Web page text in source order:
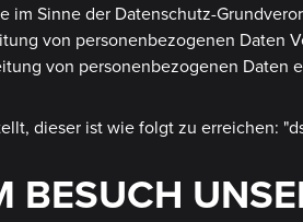
Sinne der Datenschutz-
von personenbezogenen
von personenbezogenen Daten
dieser ist wie folgt zu erreichen: